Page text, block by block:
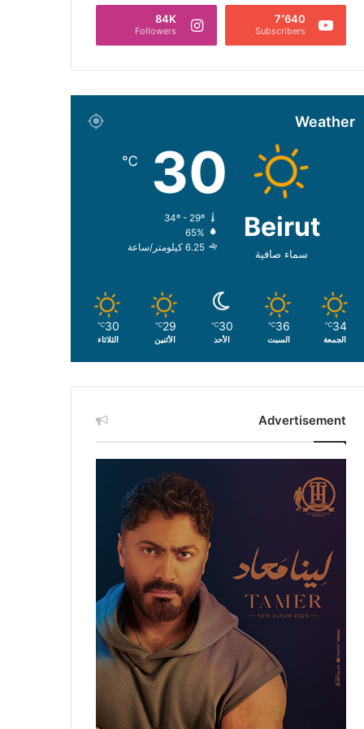
7٬640
Subscribers
84K
Followers
Weather
Beirut
سماء صافية
30
℃
34º - 29º
65%
6.25 كيلومتر/ساعة
34
℃
الجمعة
36
℃
السبت
30
℃
الأحد
29
℃
الأثنين
30
℃
الثلاثاء
Advertisement